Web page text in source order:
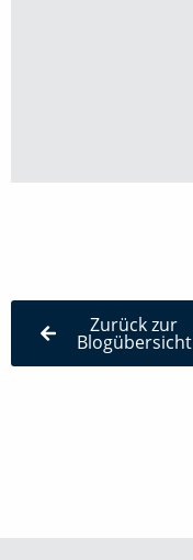
Zurück zur
Blogübersicht